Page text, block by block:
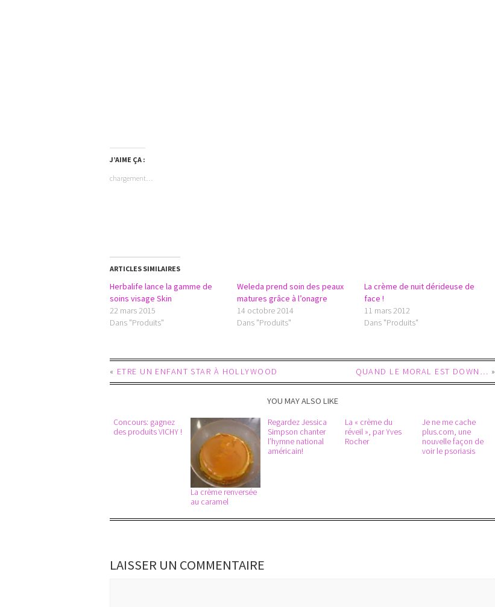
J’AIME ÇA :
chargement…
ARTICLES SIMILAIRES
Herbalife lance la gamme de
soins visage Skin
22 mars 2015
Dans "Produits"
Weleda prend soin des peaux
matures grâce à l’onagre
14 octobre 2014
Dans "Produits"
La crème de nuit dérideuse de
face !
11 mars 2012
Dans "Produits"
« ETRE UN ENFANT STAR À HOLLYWOOD QUAND LE MORAL EST DOWN… »
YOU MAY ALSO LIKE
Concours: gagnez
des produits VICHY !
La crème renversée
au caramel
Regardez Jessica
Simpson chanter
l’hymne national
américain!
La « crème du
réveil », par Yves
Rocher
Je ne me cache
plus.com, une
nouvelle façon de
voir le psoriasis
LAISSER UN COMMENTAIRE